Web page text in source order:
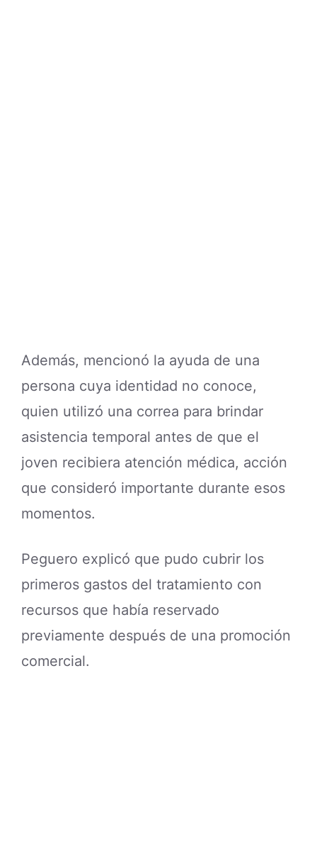
Además, mencionó la ayuda de una
persona cuya identidad no conoce,
quien utilizó una correa para brindar
asistencia temporal antes de que el
joven recibiera atención médica, acción
que consideró importante durante esos
momentos.
Peguero explicó que pudo cubrir los
primeros gastos del tratamiento con
recursos que había reservado
previamente después de una promoción
comercial.